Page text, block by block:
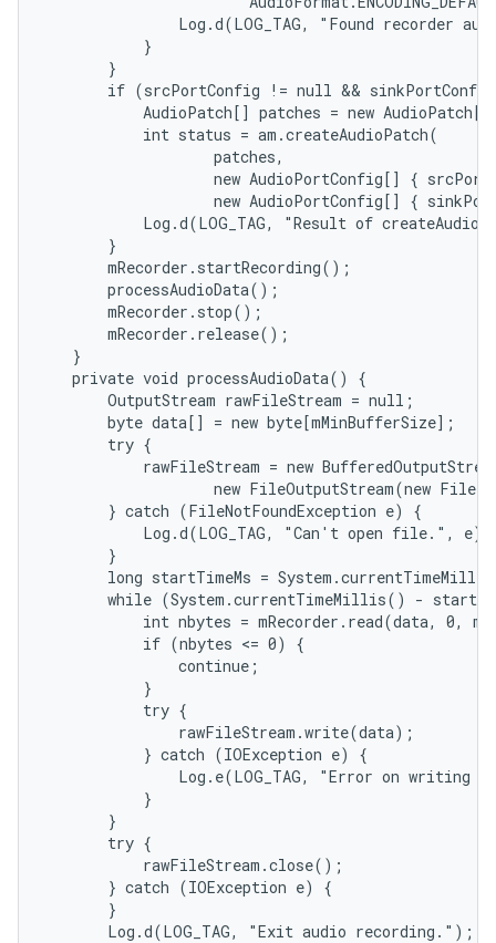
Log.d(LOG_TAG, "Found recorder
           }
       }
if (srcPortConfig != null &&
AudioPatch[] patches = new
           int status = am.createAudioPatch(
                   patches,
new AudioPortConfig[] {
new AudioPortConfig[] {
Log.d(LOG_TAG, "Result of
       }
       mRecorder.startRecording();
       processAudioData();
       mRecorder.stop();
       mRecorder.release();
   }
   private void processAudioData() {
       OutputStream rawFileStream = null;
       byte data[] = new byte[mMinBufferSize];
       try {
rawFileStream = new
new FileOutputStream(new
       } catch (FileNotFoundException e) {
           Log.d(LOG_TAG, "Can't open file.", e);
       }
long startTimeMs =
while (System.currentTimeMillis() -
int nbytes = mRecorder.read(data, 0,
           if (nbytes <= 0) {
               continue;
           }
           try {
               rawFileStream.write(data);
           } catch (IOException e) {
Log.e(LOG_TAG, "Error on writing
           }
       }
       try {
           rawFileStream.close();
       } catch (IOException e) {
       }
       Log.d(LOG_TAG, "Exit audio recording.");